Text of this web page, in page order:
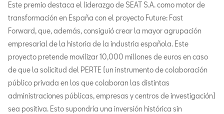
Este premio destaca el liderazgo de SEAT S.A. como motor de
transformación en España con el proyecto Future: Fast
Forward, que, además, consiguió crear la mayor agrupación
empresarial de la historia de la industria española. Este
proyecto pretende movilizar 10,000 millones de euros en caso
de que la solicitud del PERTE (un instrumento de colaboración
público privada en los que colaboran las distintas
administraciones públicas, empresas y centros de investigación)
sea positiva. Esto supondría una inversión histórica sin